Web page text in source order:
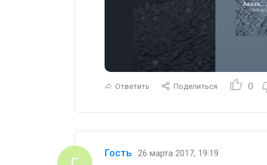
Ответить Поделиться 0
Гость
26 марта 2017, 19:19